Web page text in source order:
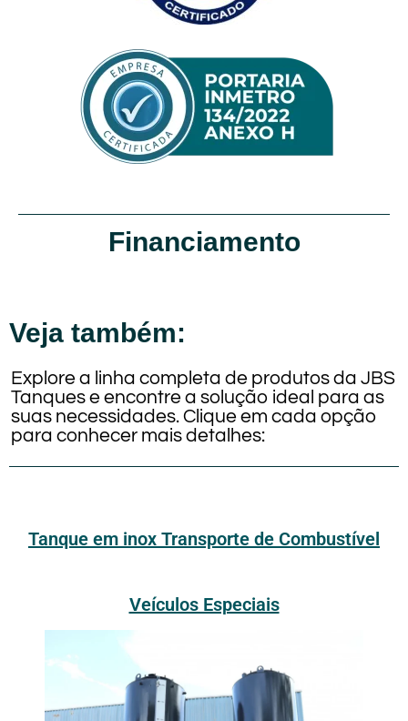
Financiamento
Veja também:
Explore a linha completa de produtos da JBS
Tanques e encontre a solução ideal para as
suas necessidades. Clique em cada opção
para conhecer mais detalhes:
Tanque em inox Transporte de Combustível
Veículos Especiais